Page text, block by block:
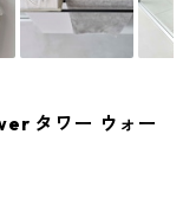
タワー ウォー